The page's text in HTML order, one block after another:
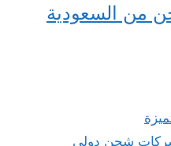
من السعودية
شحن دولي